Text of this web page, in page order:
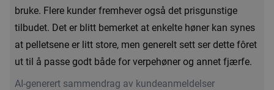
bruke. Flere kunder fremhever også det prisgunstige
tilbudet. Det er blitt bemerket at enkelte høner kan synes
at pelletsene er litt store, men generelt sett ser dette fôret
ut til å passe godt både for verpehøner og annet fjærfe.
AI-generert sammendrag av kundeanmeldelser